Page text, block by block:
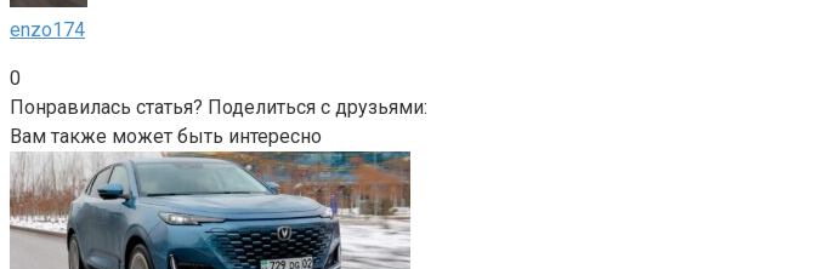
enzo174
0
Понравилась статья? Поделиться с друзьями:
Вам также может быть интересно